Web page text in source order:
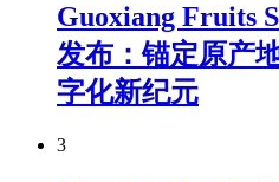
Guoxiang Fruits
发布：锚定原产
字化新纪元
3